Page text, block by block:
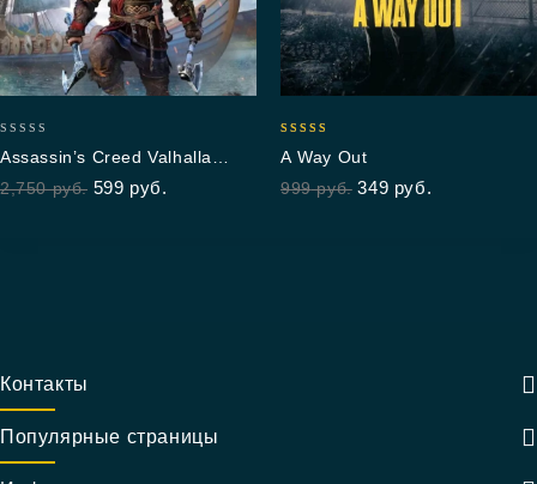
out
of
Assassin’s Creed Valhalla
Standard Edition
2,750руб. 599 руб.
out of 5
A Way Out
999руб. 349 руб.
Контакты
Популярные страницы